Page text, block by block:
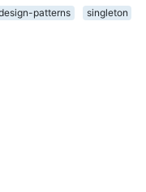
patterns singleton